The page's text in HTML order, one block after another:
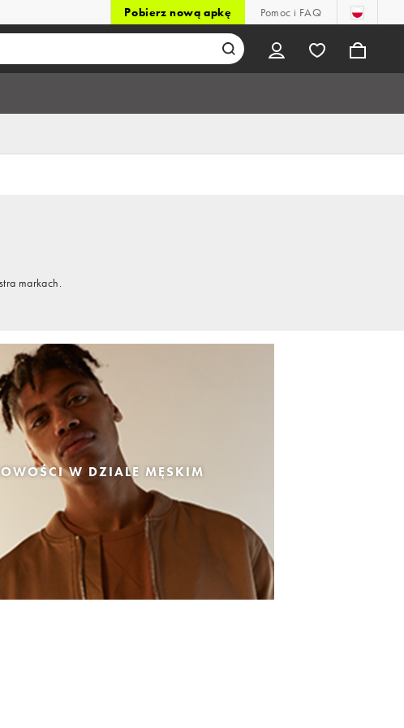
Pobierz nową apkę Pomoc i FAQ
markach.
W DZIALE MĘSKIM